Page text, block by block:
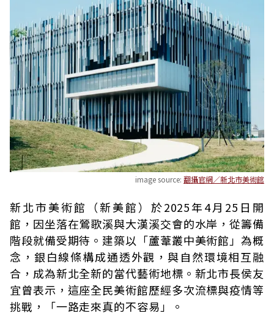
image source: 翻攝官網／新北市美術館
新北市美術館（新美館）於2025年4月25日開
館，因坐落在鶯歌溪與大漢溪交會的水岸，從籌備
階段就備受期待。建築以「蘆葦叢中美術館」為概
念，銀白線條構成通透外觀，與自然環境相互融
合，成為新北全新的當代藝術地標。新北市長侯友
宜曾表示，這座全民美術館歷經多次流標與疫情等
挑戰，「一路走來真的不容易」。